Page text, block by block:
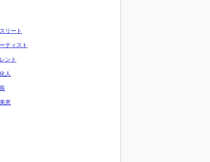
リート
ティスト
ント
人
恵